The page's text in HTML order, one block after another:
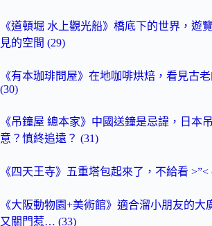
《道頓堀 水上觀光船》橋底下的世界，遊
見的空間 (29)
《有本珈琲問屋》在地咖啡烘焙，看見古
(30)
《吊鐘屋 總本家》中國送鐘是忌諱，日本
意？慎終追遠？ (31)
《四天王寺》五重塔包起來了，不給看 >”<
《大阪動物園+美術館》適合溜小朋友的大
又關門惹… (33)